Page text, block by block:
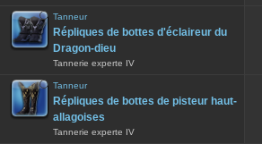
Tanneur
Répliques de bottes d'éclaireur du
Dragon-dieu
Tannerie experte IV
Tanneur
Répliques de bottes de pisteur haut-
allagoises
Tannerie experte IV